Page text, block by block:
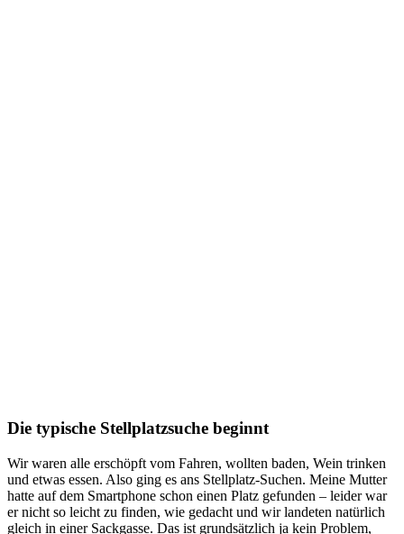
Die typische Stellplatzsuche beginnt
Wir waren alle erschöpft vom Fahren, wollten baden, Wein trinken
und etwas essen. Also ging es ans Stellplatz-Suchen. Meine Mutter
hatte auf dem Smartphone schon einen Platz gefunden – leider war
er nicht so leicht zu finden, wie gedacht und wir landeten natürlich
gleich in einer Sackgasse. Das ist grundsätzlich ja kein Problem,